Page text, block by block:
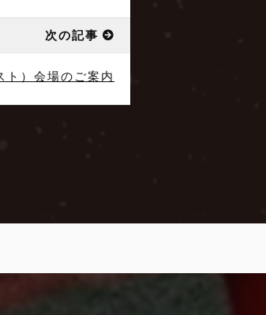
次の記事
ト）会場のご案内